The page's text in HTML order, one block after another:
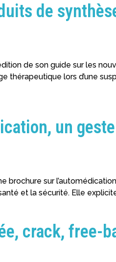
de
de son guide sur les
lors d’une
un
brochure sur
et la sécurité. Elle
crack,